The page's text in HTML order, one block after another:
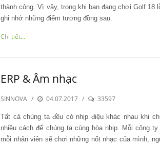
thành công. Vì vậy, trong khi bạn đang chơi Golf 18
ghi nhớ những điểm tương đồng sau.
Chi tiết...
ERP & Âm nhạc
SINNOVA / 04.07.2017 / 33597
Tất cả chúng ta đều có nhịp điệu khác nhau khi
nhiều cách để chúng ta cùng hòa nhịp. Mỗi công
mỗi nhân viên sẽ chơi những nốt nhạc của mình,